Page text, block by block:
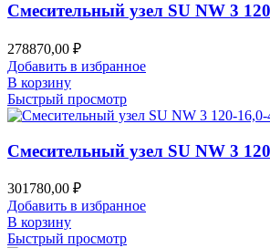
Смесительный узел SU NW 3
278870,00 ₽
Добавить в избранное
В корзину
Быстрый просмотр
Смесительный узел SU NW 3
301780,00 ₽
Добавить в избранное
В корзину
Быстрый просмотр